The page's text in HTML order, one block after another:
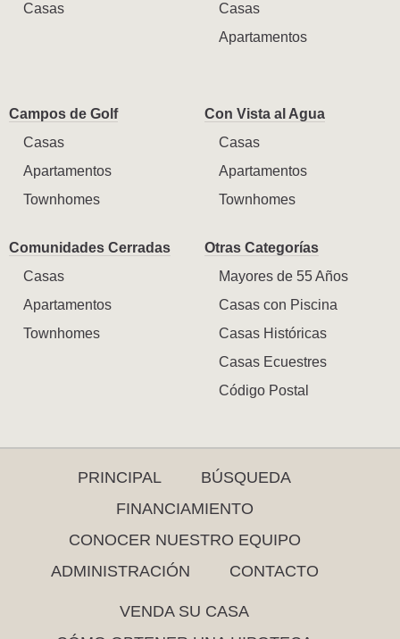
Casas
Casas
Apartamentos
Campos de Golf
Casas
Apartamentos
Townhomes
Con Vista al Agua
Casas
Apartamentos
Townhomes
Comunidades Cerradas
Casas
Apartamentos
Townhomes
Otras Categorías
Mayores de 55 Años
Casas con Piscina
Casas Históricas
Casas Ecuestres
Código Postal
PRINCIPAL
BÚSQUEDA
FINANCIAMIENTO
CONOCER NUESTRO EQUIPO
ADMINISTRACIÓN
CONTACTO
VENDA SU CASA